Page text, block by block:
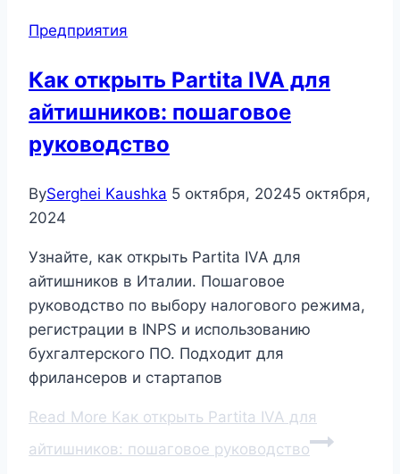
Предприятия
Как открыть Partita IVA для
айтишников: пошаговое
руководство
BySerghei Kaushka 5 октября, 20245 октября,
2024
Узнайте, как открыть Partita IVA для
айтишников в Италии. Пошаговое
руководство по выбору налогового режима,
регистрации в INPS и использованию
бухгалтерского ПО. Подходит для
фрилансеров и стартапов
Read More Как открыть Partita IVA для
айтишников: пошаговое руководство